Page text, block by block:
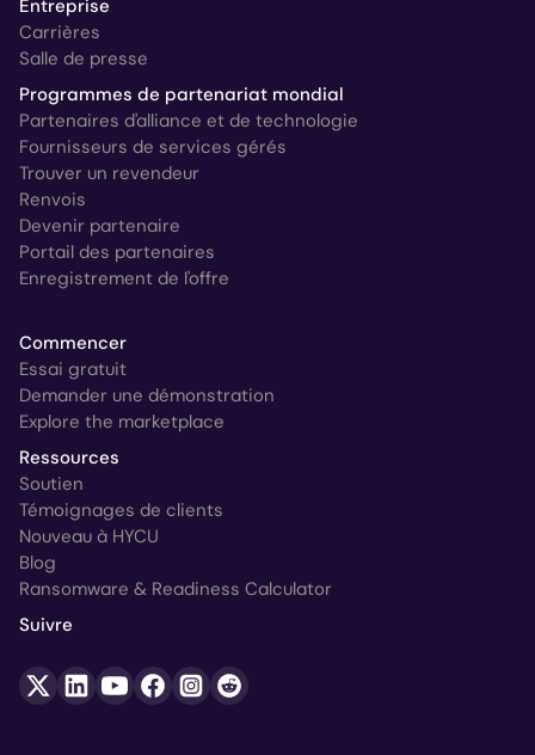
Entreprise
Carrières
Salle de presse
Programmes de partenariat mondial
Partenaires d'alliance et de technologie
Fournisseurs de services gérés
Trouver un revendeur
Renvois
Devenir partenaire
Portail des partenaires
Enregistrement de l'offre
Commencer
Essai gratuit
Demander une démonstration
Explore the marketplace
Ressources
Soutien
Témoignages de clients
Nouveau à HYCU
Blog
Ransomware & Readiness Calculator
Suivre